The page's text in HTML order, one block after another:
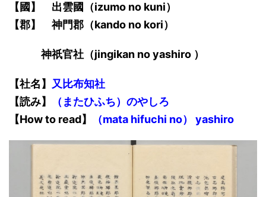
【國】 出雲國
（izumo no kuni）
【郡】 神門郡（kando no kori）
神祇官社（jingikan no yashiro ）
【社名】 又比布知社
【読み】 （またひふち） のやしろ
【How to read】 （mata hifuchi no） yashiro